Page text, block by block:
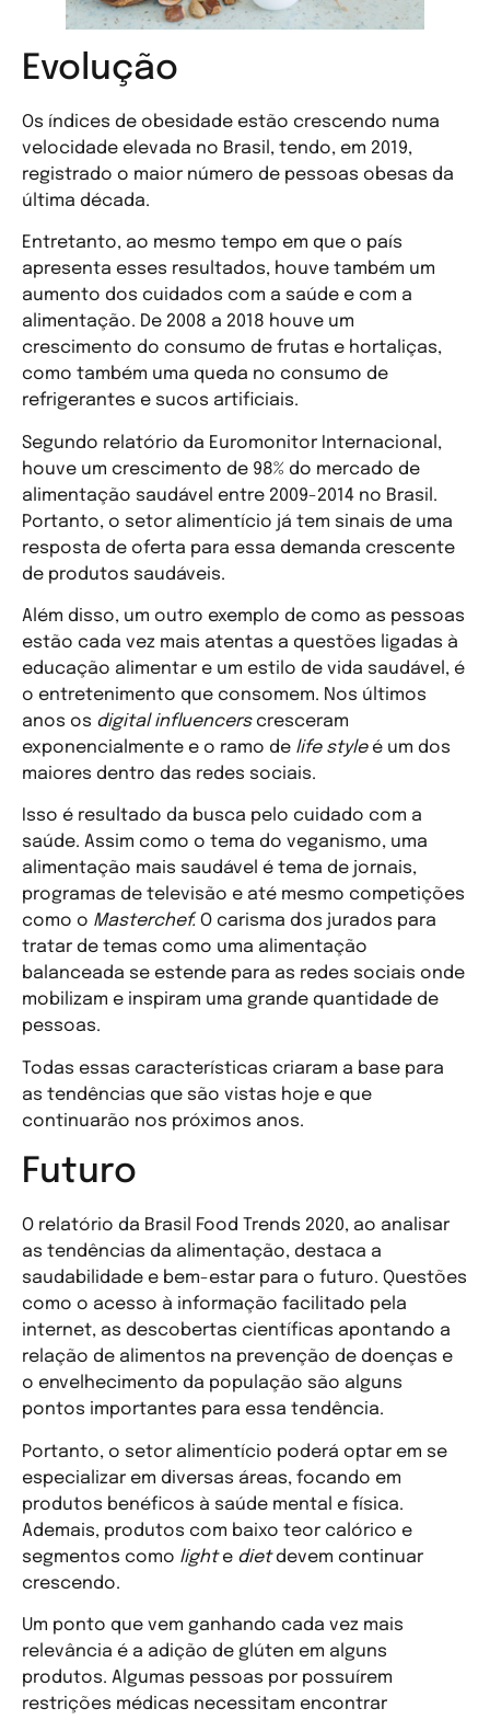
Evolução
Os índices de obesidade estão crescendo numa
velocidade elevada no Brasil, tendo, em 2019,
registrado o maior número de pessoas obesas da
última década.
Entretanto, ao mesmo tempo em que o país
apresenta esses resultados, houve também um
aumento dos cuidados com a saúde e com a
alimentação. De 2008 a 2018 houve um
crescimento do consumo de frutas e hortaliças,
como também uma queda no consumo de
refrigerantes e sucos artificiais.
Segundo relatório da Euromonitor Internacional,
houve um crescimento de 98% do mercado de
alimentação saudável entre 2009-2014 no Brasil.
Portanto, o setor alimentício já tem sinais de uma
resposta de oferta para essa demanda crescente
de produtos saudáveis.
Além disso, um outro exemplo de como as pessoas
estão cada vez mais atentas a questões ligadas à
educação alimentar e um estilo de vida saudável, é
o entretenimento que consomem. Nos últimos
anos os digital influencers cresceram
exponencialmente e o ramo de life styleé um dos
maiores dentro das redes sociais.
Isso é resultado da busca pelo cuidado com a
saúde. Assim como o tema do veganismo, uma
alimentação mais saudável é tema de jornais,
programas de televisão e até mesmo competições
como o Masterchef. O carisma dos jurados para
tratar de temas como uma alimentação
balanceada se estende para as redes sociais onde
mobilizam e inspiram uma grande quantidade de
pessoas.
Todas essas características criaram a base para
as tendências que são vistas hoje e que
continuarão nos próximos anos.
Futuro
O relatório da Brasil Food Trends 2020, ao analisar
as tendências da alimentação, destaca a
saudabilidade e bem-estar para o futuro. Questões
como o acesso à informação facilitado pela
internet, as descobertas científicas apontando a
relação de alimentos na prevenção de doenças e
o envelhecimento da população são alguns
pontos importantes para essa tendência.
Portanto, o setor alimentício poderá optar em se
especializar em diversas áreas, focando em
produtos benéficos à saúde mental e física.
Ademais, produtos com baixo teor calórico e
segmentos como lighte dietdevem continuar
crescendo.
Um ponto que vem ganhando cada vez mais
relevância é a adição de glúten em alguns
produtos. Algumas pessoas por possuírem
restrições médicas necessitam encontrar